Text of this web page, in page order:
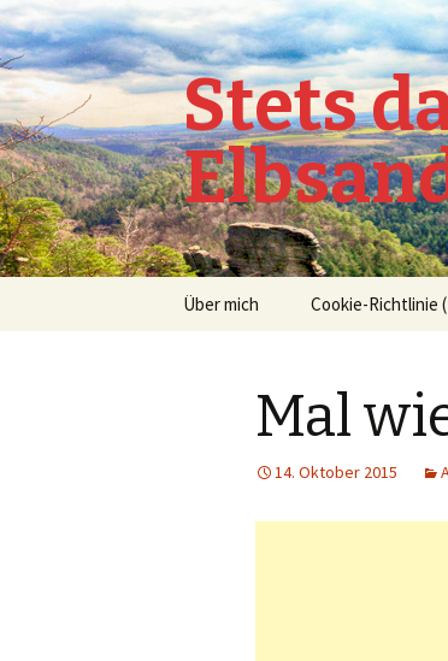
Stets
Springe
Über mich Cookie-Richtlinie
Mal
14. Oktober 2015